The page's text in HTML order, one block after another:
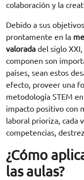
colaboración y la
Debido a sus
prontamente en la
valorada del siglo
componen son
países, sean estos
efecto, proveer una
metodología STEM
impacto positivo con
laboral prioriza, cada
competencias,
¿Cómo
las aulas?